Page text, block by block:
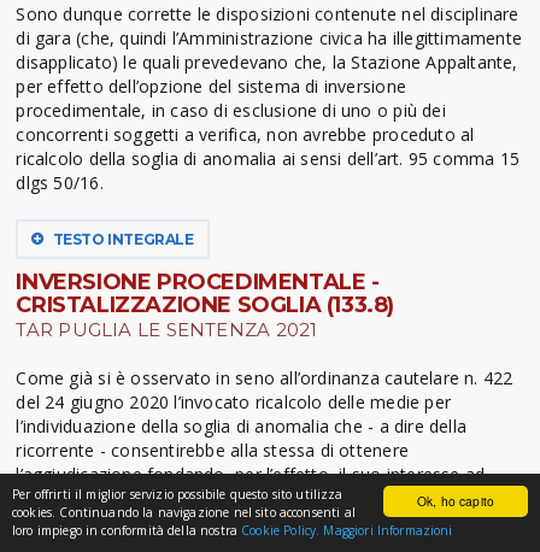
Ok, ho capito
Per offrirti il miglior servizio possibile questo sito utilizza
cookies. Continuando la navigazione nel sito acconsenti al
loro impiego in conformità della nostra Cookie Policy. Maggiori Informazioni
Sono dunque corrette le disposizioni contenute nel disciplinare
di gara (che, quindi l’Amministrazione civica ha illegittimamente
disapplicato) le quali prevedevano che, la Stazione Appaltante,
per effetto dell’opzione del sistema di inversione
procedimentale, in caso di esclusione di uno o più dei
concorrenti soggetti a verifica, non avrebbe proceduto al
ricalcolo della soglia di anomalia ai sensi dell’art. 95 comma 15
dlgs 50/16.
TESTO INTEGRALE
INVERSIONE PROCEDIMENTALE -
CRISTALIZZAZIONE SOGLIA (133.8)
TAR PUGLIA LE SENTENZA 2021
Come già si è osservato in seno all’ordinanza cautelare n. 422
del 24 giugno 2020 l’invocato ricalcolo delle medie per
l’individuazione della soglia di anomalia che - a dire della
ricorrente - consentirebbe alla stessa di ottenere
l’aggiudicazione fondando, per l’effetto, il suo interesse ad
agire, appare precluso dal disposto dell’art. 95 comma 15 del
D.Lgs. n. 50 del 2016 e ss.mm. (che riprende, senza variazioni,
il testo dell’art. 38 comma 2 bis del D.Lgs n. 163 del 2006,